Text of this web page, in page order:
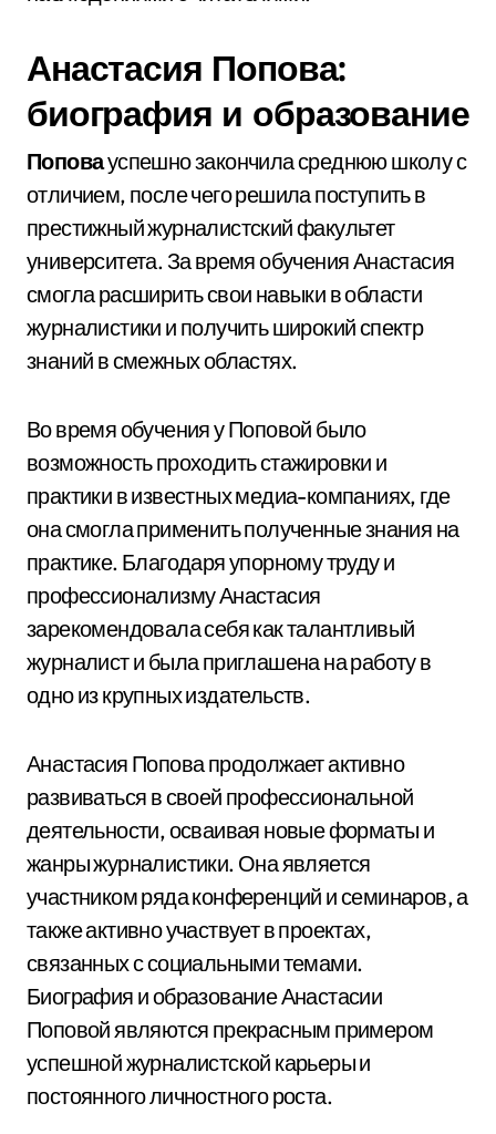
Анастасия Попова:
биография и образование
Поповауспешно закончила среднюю школу с
отличием, после чего решила поступить в
престижный журналистский факультет
университета. За время обучения Анастасия
смогла расширить свои навыки в области
журналистики и получить широкий спектр
знаний в смежных областях.
Во время обучения у Поповой было
возможность проходить стажировки и
практики в известных медиа-компаниях, где
она смогла применить полученные знания на
практике. Благодаря упорному труду и
профессионализму Анастасия
зарекомендовала себя как талантливый
журналист и была приглашена на работу в
одно из крупных издательств.
Анастасия Попова продолжает активно
развиваться в своей профессиональной
деятельности, осваивая новые форматы и
жанры журналистики. Она является
участником ряда конференций и семинаров, а
также активно участвует в проектах,
связанных с социальными темами.
Биография и образование Анастасии
Поповой являются прекрасным примером
успешной журналистской карьеры и
постоянного личностного роста.